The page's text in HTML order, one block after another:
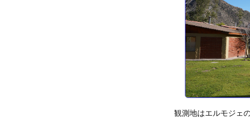
観測地はエルモジェ